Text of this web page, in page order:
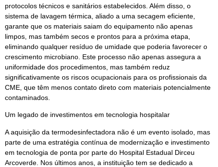
protocolos técnicos e sanitários estabelecidos. Além disso, o
sistema de lavagem térmica, aliado a uma secagem eficiente,
garante que os materiais saiam do equipamento não apenas
limpos, mas também secos e prontos para a próxima etapa,
eliminando qualquer resíduo de umidade que poderia favorecer o
crescimento microbiano. Este processo não apenas assegura a
uniformidade dos procedimentos, mas também reduz
significativamente os riscos ocupacionais para os profissionais da
CME, que têm menos contato direto com materiais potencialmente
contaminados.
Um legado de investimentos em tecnologia hospitalar
A aquisição da termodesinfectadora não é um evento isolado, mas
parte de uma estratégia contínua de modernização e investimento
em tecnologia de ponta por parte do Hospital Estadual Dirceu
Arcoverde. Nos últimos anos, a instituição tem se dedicado a